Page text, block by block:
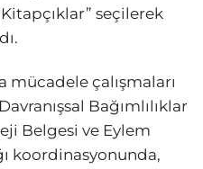
seçilerek
mücadele çalışmaları
Bağımlılıklar
Belgesi ve Eylem
koordinasyonunda,